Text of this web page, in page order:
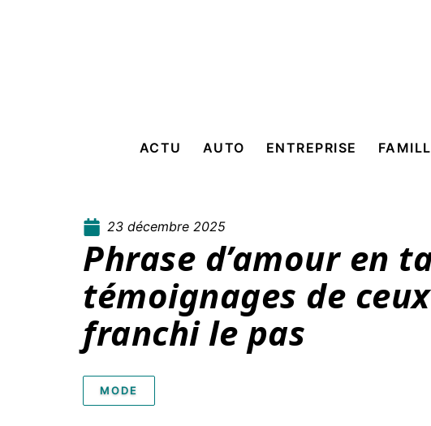
ACTU AUTO ENTREPRISE
23 décembre 2025
Phrase d’amour en
témoignages de
franchi le pas
MODE